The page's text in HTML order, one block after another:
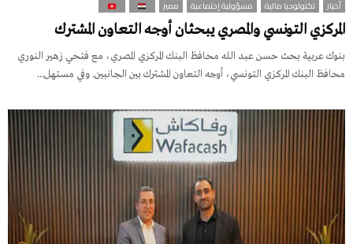
أخبار تكنولوجيا مالية مسؤولية إجتماعية مميز
المركزي التونسي والمصري يبحثان أوجه التعاون المشترك
بنوك عربية بحث حسن عبد الله محافظ البنك المركزي المصري، مع فتحي زهير النوري
محافظ البنك المركزي التونسي، أوجه التعاون المشترك بين الجانبين. وفي مستهل...